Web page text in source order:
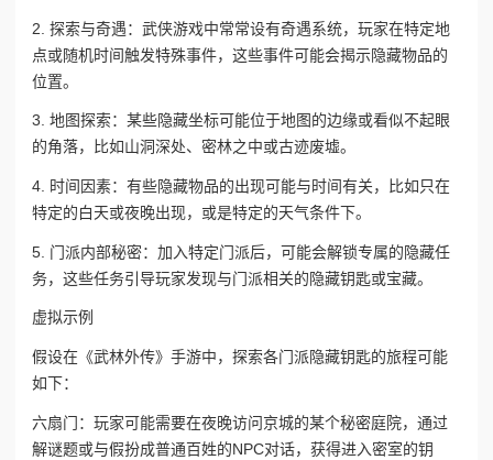
2. 探索与奇遇：武侠游戏中常常设有奇遇系统，玩家在特定地
点或随机时间触发特殊事件，这些事件可能会揭示隐藏物品的
位置。
3. 地图探索：某些隐藏坐标可能位于地图的边缘或看似不起眼
的角落，比如山洞深处、密林之中或古迹废墟。
4. 时间因素：有些隐藏物品的出现可能与时间有关，比如只在
特定的白天或夜晚出现，或是特定的天气条件下。
5. 门派内部秘密：加入特定门派后，可能会解锁专属的隐藏任
务，这些任务引导玩家发现与门派相关的隐藏钥匙或宝藏。
虚拟示例
假设在《武林外传》手游中，探索各门派隐藏钥匙的旅程可能
如下：
六扇门：玩家可能需要在夜晚访问京城的某个秘密庭院，通过
解谜题或与假扮成普通百姓的NPC对话，获得进入密室的钥